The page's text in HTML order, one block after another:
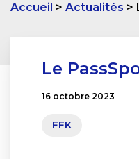
Accueil Actualités
Le
16 octobre 2023
FFK